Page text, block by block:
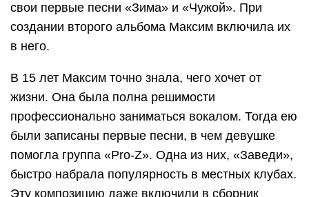
свои первые песни «Зима» и «Чужой». При
создании второго альбома Максим включила их
в него.
В 15 лет Максим точно знала, чего хочет от
жизни. Она была полна решимости
профессионально заниматься вокалом. Тогда ею
были записаны первые песни, в чем девушке
помогла группа «Pro-Z». Одна из них, «Заведи»,
быстро набрала популярность в местных клубах.
Эту композицию даже включили в сборник